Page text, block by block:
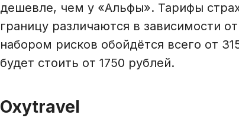
дешевле, чем у «Альфы». Тарифы
границу различаются в зависимости
набором рисков обойдётся всего от
будет стоить от 1750 рублей.
Oxytravel